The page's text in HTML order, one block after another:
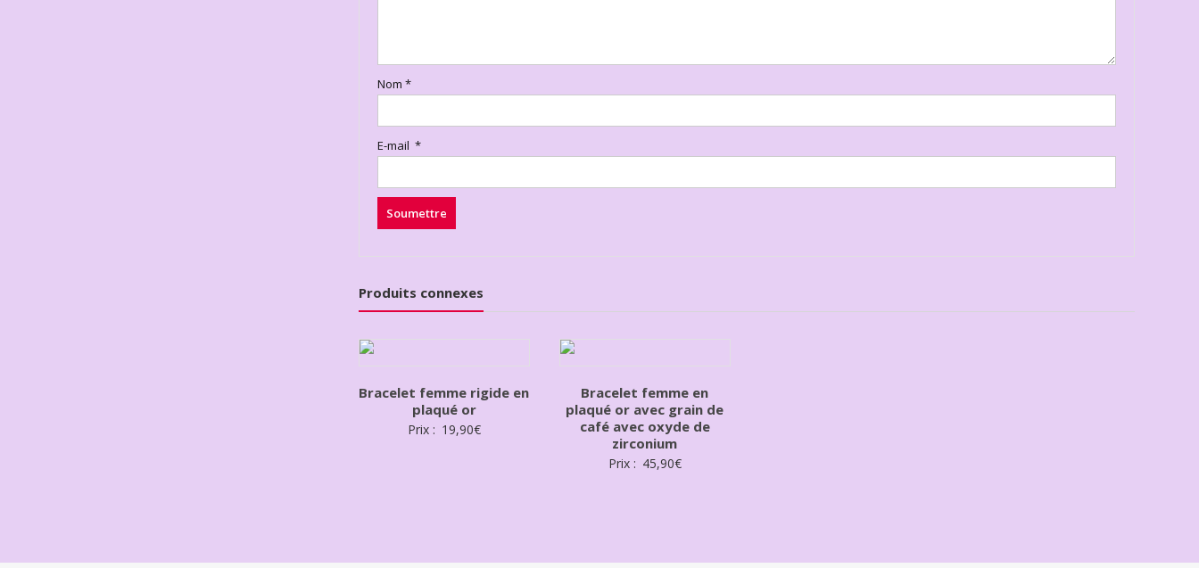
Nom *
E-mail *
Produits connexes
Bracelet femme rigide en
plaqué or
Prix : 19,90€
Bracelet femme en
plaqué or avec grain de
café avec oxyde de
zirconium
Prix : 45,90€